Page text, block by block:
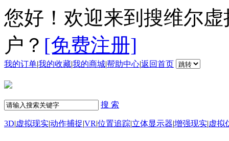
您好！欢迎来到搜维尔
户？ [免费注册]
我的订单|我的收藏|我的商城|帮助中心|返回首页
搜 索
3D|虚拟现实|动作捕捉|VR|位置追踪|立体显示器|增强现实|虚拟